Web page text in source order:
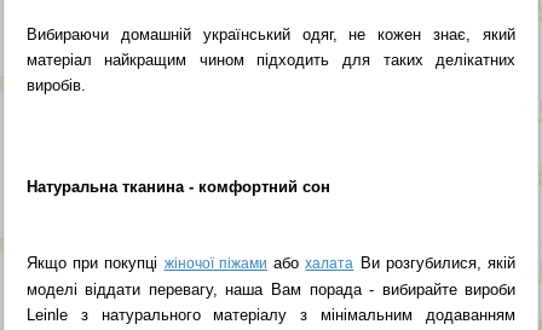
Вибираючи домашній український одяг, не кожен знає, який
матеріал найкращим чином підходить для таких делікатних
виробів.
Натуральна тканина - комфортний сон
Якщо при покупці жіночої піжами абохалата Ви розгубилися, якій
моделі віддати перевагу, наша Вам порада - вибирайте вироби
Leinle з натурального матеріалу з мінімальним додаванням